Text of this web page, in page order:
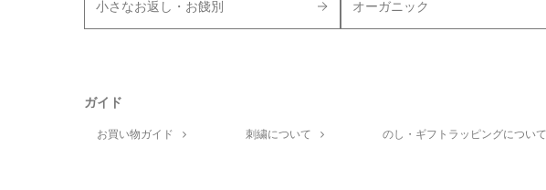
小さなお返し・お餞別 オーガニック
ガイド
お買い物ガイド 刺繍について のし・ギフトラッピングについて